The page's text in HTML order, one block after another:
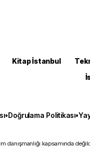
Kitap İstanbul
•Doğrulama Politikası•
kapsamında